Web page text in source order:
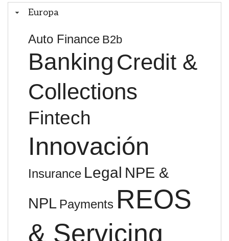
Europa
Auto Finance B2b
Banking Credit &
Collections
Fintech
Innovación
Insurance Legal NPE &
NPL Payments REOS
& Servicing